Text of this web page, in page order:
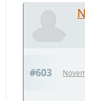
#603